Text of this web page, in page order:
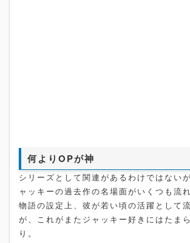
何よりOPが神
シリーズとして関連があるわけではない
ャッキーの過去作の名場面がいくつも流れ
物語の設定上、彼が若い頃の活躍として
が、これがまたジャッキー好きにはたま
り。